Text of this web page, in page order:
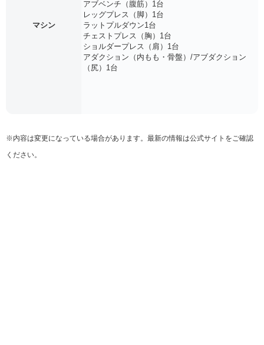
マシン
アブベンチ（腹筋）1台
レッグプレス（脚）1台
ラットプルダウン1台
チェストプレス（胸）1台
ショルダープレス（肩）1台
アダクション（内もも・骨盤）/アブダクション
（尻）1台
※内容は変更になっている場合があります。最新の情報は公式サイトをご確認
ください。